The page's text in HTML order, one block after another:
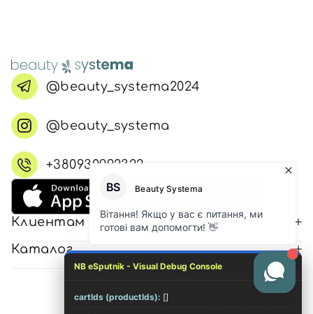
@beauty_systema2024
@beauty_systema
+380930992322
Клиентам
Каталог
© 2026 Все права защищены
NB eSputnik - Visual Debug Console
cartIds (productIds): []